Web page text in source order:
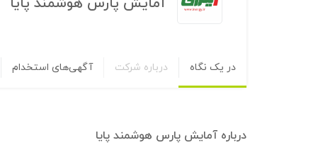
در یک نگاه درباره شرکت آگهی‌های استخدام
درباره آمایش پارس هوشمند پایا